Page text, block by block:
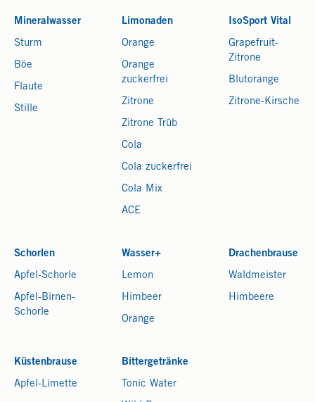
Mineralwasser
Sturm
Böe
Flaute
Stille
Limonaden
Orange
Orange
zuckerfrei
Zitrone
Zitrone Trüb
Cola
Cola zuckerfrei
Cola Mix
ACE
IsoSport Vital
Grapefruit-
Zitrone
Blutorange
Zitrone-Kirsche
Schorlen
Apfel-Schorle
Apfel-Birnen-
Schorle
Wasser+
Lemon
Himbeer
Orange
Drachenbrause
Waldmeister
Himbeere
Küstenbrause
Apfel-Limette
Bittergetränke
Tonic Water